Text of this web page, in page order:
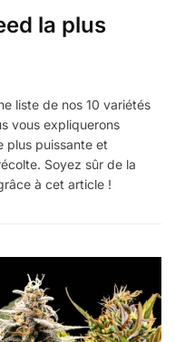
la plus
liste de nos 10 variétés
vous expliquerons
plus puissante et
Soyez sûr de la
à cet article !